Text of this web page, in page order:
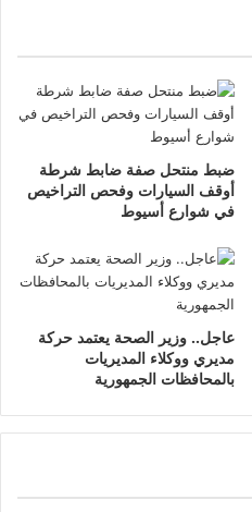
ضبط منتحل صفة ضابط شرطة
أوقف السيارات وفحص التراخيص
في شوارع أسيوط
عاجل.. وزير الصحة يعتمد حركة
مديري ووكلاء المديريات
بالمحافظات الجمهورية